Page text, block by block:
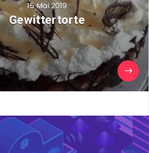
15 Mai 2019
Gewittertorte